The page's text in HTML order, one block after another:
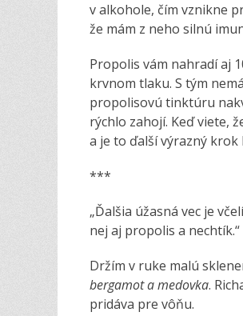
v alkohole, čím vznikne
že mám z neho silnú
Propolis vám nahradí aj
krvnom tlaku. S tým
propolisovú tinktúru
rýchlo zahojí. Keď viete,
a je to ďalší výrazný krok
***
„Ďalšia úžasná vec je
nej aj propolis a nechtík.“
Držím v ruke malú
bergamot a medovka.
pridáva pre vôňu.